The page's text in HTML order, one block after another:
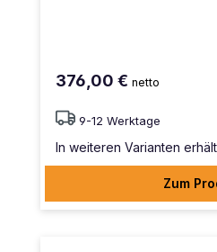
376,00 € netto
9-12 Werktage
In weiteren Varianten
Zum